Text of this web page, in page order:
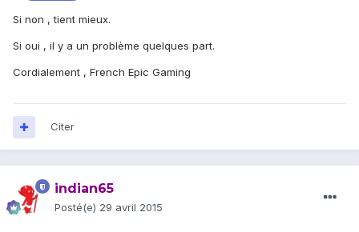
Si non , tient mieux.
Si oui , il y a un problème quelques part.
Cordialement , French Epic Gaming
Citer
indian65
Posté(e) 29 avril 2015